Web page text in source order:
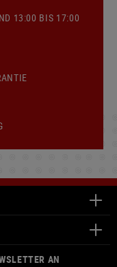
13:00 BIS 17:00
AN